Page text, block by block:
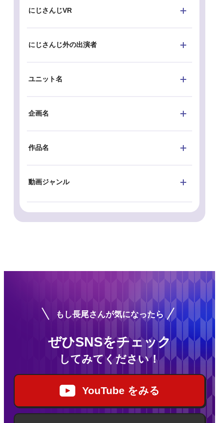
にじさんじVR
にじさんじ外の出演者
ユニット名
企画名
作品名
動画ジャンル
もし長尾さんが気になったら
ぜひSNSをチェック
してみてください！
YouTube をみる